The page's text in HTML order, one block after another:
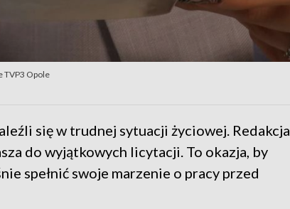
TVP3 Opole
się w trudnej sytuacji życiowej. Redakcja
do wyjątkowych licytacji. To okazja, by
spełnić swoje marzenie o pracy przed